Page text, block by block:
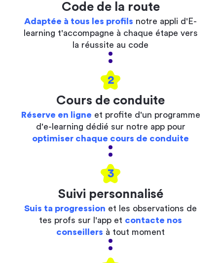
Code de la route
Adaptée à tous les profils notre appli d'E-
learning t'accompagne à chaque étape vers
la réussite au code
2
Cours de conduite
Réserve en ligne et profite d'un programme
d'e-learning dédié sur notre app pour
optimiser chaque cours de conduite
3
Suivi personnalisé
Suis ta progression et les observations de
tes profs sur l'app et contacte nos
conseillers à tout moment